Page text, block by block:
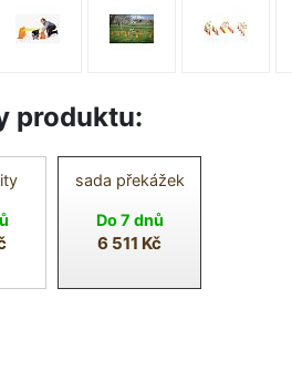
produktu:
sada překážek
Do 7 dnů
6 511 Kč